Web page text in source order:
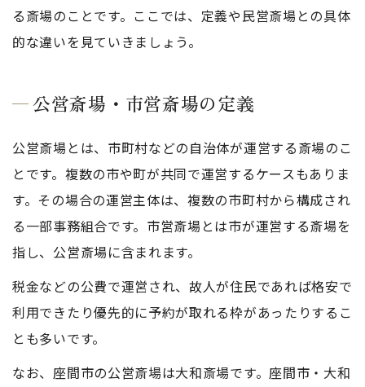
る斎場のことです。ここでは、定義や民営斎場との具体
的な違いを見ていきましょう。
公営斎場・市営斎場の定義
公営斎場とは、市町村などの自治体が運営する斎場のこ
とです。複数の市や町が共同で運営するケースもありま
す。その場合の運営主体は、複数の市町村から構成され
る一部事務組合です。市営斎場とは市が運営する斎場を
指し、公営斎場に含まれます。
税金などの公費で運営され、故人が住民であれば格安で
利用できたり優先的に予約が取れる枠があったりするこ
とも多いです。
なお、座間市の公営斎場は大和斎場です。座間市・大和